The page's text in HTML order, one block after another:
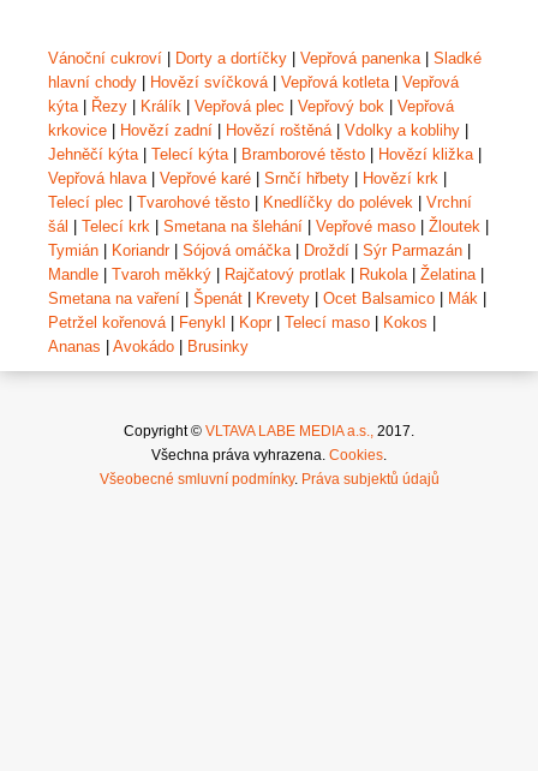
Vánoční cukroví Dorty a dortíčky Vepřová panenka| Sladké
hlavní chody
Hovězí svíčková| Vepřová kotleta| Vepřová
kýta| Řezy Králík Vepřová plec Vepřový bok
Vepřová
krkovice
Hovězí zadní Hovězí roštěná| Vdolky a koblihy
Jehněčí kýta| Telecí kýta| Bramborové těsto Hovězí kližka|
Vepřová hlava| Vepřové karé Srnčí hřbety Hovězí krk
Telecí plec
Tvarohové těsto Knedlíčky do polévek
Vrchní
šál
Telecí krk Smetana na šlehání Vepřové maso Žloutek
Tymián
Koriandr| Sójová omáčka| Droždí Sýr Parmazán
Mandle
Tvaroh měkký Rajčatový protlak Rukola| Želatina|
Smetana na vaření
Špenát Krevety Ocet Balsamico Mák
Petržel kořenová| Fenykl Kopr| Telecí maso Kokos
Ananas
Avokádo Brusinky
Copyright © VLTAVA LABE MEDIA a.s., 2017.
Všechna práva vyhrazena. Cookies.
Všeobecné smluvní podmínky. Práva subjektů údajů